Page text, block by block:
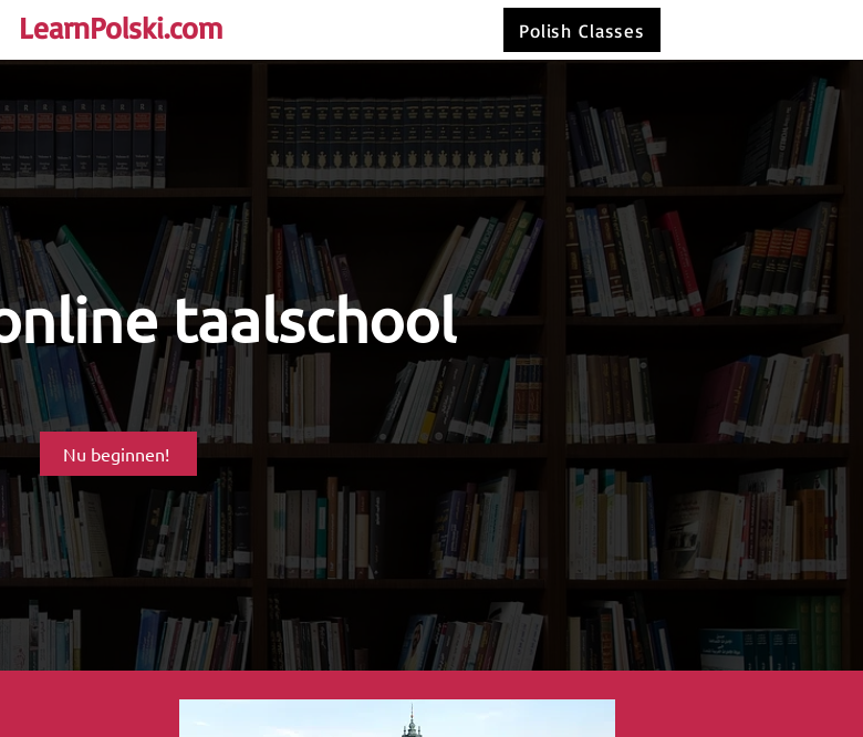
LearnPolski.com Polish Classes
taalschool
Nu beginnen!